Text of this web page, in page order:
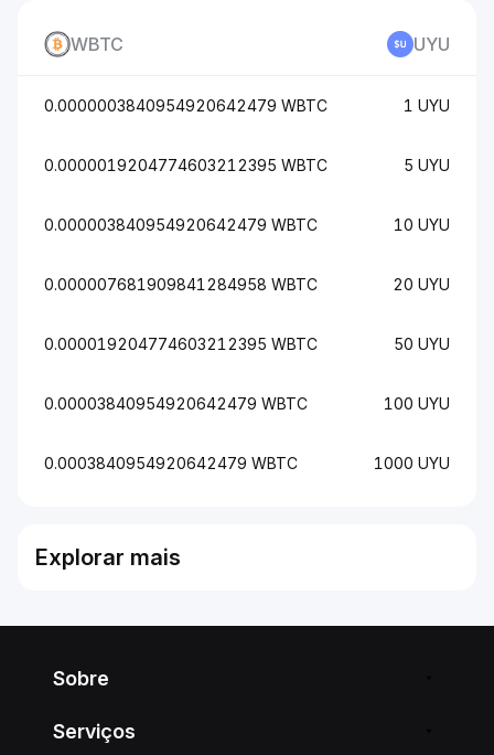
WBTC UYU
0.0000003840954920642479 WBTC 1 UYU
0.0000019204774603212395 WBTC 5 UYU
0.000003840954920642479 WBTC 10 UYU
0.000007681909841284958 WBTC 20 UYU
0.000019204774603212395 WBTC 50 UYU
0.00003840954920642479 WBTC 100 UYU
0.0003840954920642479 WBTC 1000 UYU
Explorar mais
Sobre
Serviços